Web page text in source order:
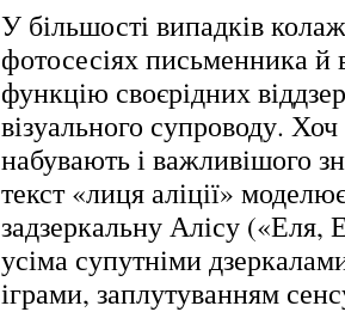
У більшості випадків
фотосесіях письменника й
функцію своєрідних
візуального супроводу.
набувають і важливішого
текст «лиця аліції»
задзеркальну Алісу («Еля,
усіма супутніми
іграми, заплутуванням